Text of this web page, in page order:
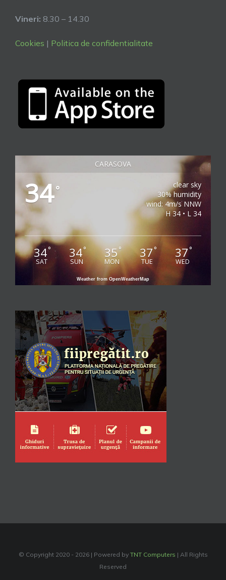
Vineri: 8.30 – 14.30
Cookies | Politica de confidentialitate
CARASOVA
34°
clear sky
30% humidity
wind: 4m/s NNW
H 34 • L 34
34°
SAT
34°
SUN
35°
MON
37°
TUE
37°
WED
Weather from OpenWeatherMap
© Copyright 2020 - 2026 | Powered by TNT Computers | All Rights
Reserved